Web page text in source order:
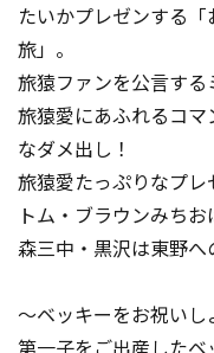
たいかプレゼンする
旅」。
旅猿ファンを公言する
旅猿愛にあふれるコ
なダメ出し！
旅猿愛たっぷりなプレ
トム・ブラウンみちお
森三中・黒沢は東野へ
～ベッキーをお祝いし
第一子をご出産した